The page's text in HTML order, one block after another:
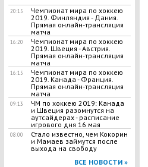
20:15
Чемпионат мира по хоккею
2019. Финляндия - Дания.
Прямая онлайн-трансляция
матча
16:20
Чемпионат мира по хоккею
2019. Швеция - Австрия.
Прямая онлайн-трансляция
матча
16:15
Чемпионат мира по хоккею
2019. Канада - Франция.
Прямая онлайн-трансляция
матча
09:13
ЧМ по хоккею 2019: Канада
и Швеция разомнутся на
аутсайдерах - расписание
игрового дня 16 мая
08:00
Стало известно, чем Кокорин
и Мамаев займутся после
выхода на свободу
ВСЕ НОВОСТИ »